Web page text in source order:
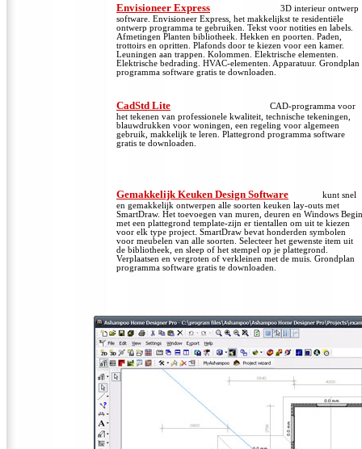
Envisioneer Express
3D interieur ontwerp
software. Envisioneer Express, het makkelijkst te residentiële
ontwerp programma te gebruiken. Tekst voor notities en labels.
Afmetingen Planten bibliotheek. Hekken en poorten. Paden,
trottoirs en opritten. Plafonds door te kiezen voor een kamer.
Leuningen aan trappen. Kolommen. Elektrische elementen.
Elektrische bedrading. HVAC-elementen. Apparatuur. Grondplan
programma software gratis te downloaden.
CadStd Lite
CAD-programma voor
het tekenen van professionele kwaliteit, technische tekeningen,
blauwdrukken voor woningen, een regeling voor algemeen
gebruik, makkelijk te leren. Plattegrond programma software
gratis te downloaden.
Gemakkelijk Keuken Design Software
kunt snel
en gemakkelijk ontwerpen alle soorten keuken lay-outs met
SmartDraw. Het toevoegen van muren, deuren en Windows Begin
met een plattegrond template-zijn er tientallen om uit te kiezen
voor elk type project. SmartDraw bevat honderden symbolen
voor meubelen van alle soorten. Selecteer het gewenste item uit
de bibliotheek, en sleep of het stempel op je plattegrond.
Verplaatsen en vergroten of verkleinen met de muis. Grondplan
programma software gratis te downloaden.